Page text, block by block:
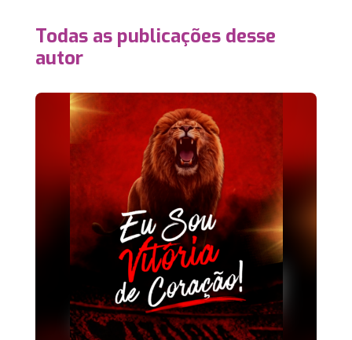
Todas as publicações desse
autor